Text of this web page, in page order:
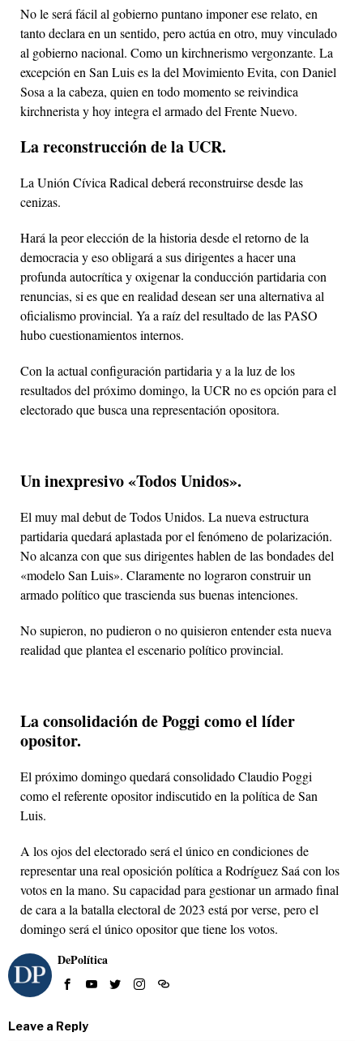
No le será fácil al gobierno puntano imponer ese relato, en
tanto declara en un sentido, pero actúa en otro, muy vinculado
al gobierno nacional. Como un kirchnerismo vergonzante. La
excepción en San Luis es la del Movimiento Evita, con Daniel
Sosa a la cabeza, quien en todo momento se reivindica
kirchnerista y hoy integra el armado del Frente Nuevo.
La reconstrucción de la UCR.
La Unión Cívica Radical deberá reconstruirse desde las
cenizas.
Hará la peor elección de la historia desde el retorno de la
democracia y eso obligará a sus dirigentes a hacer una
profunda autocrítica y oxigenar la conducción partidaria con
renuncias, si es que en realidad desean ser una alternativa al
oficialismo provincial. Ya a raíz del resultado de las PASO
hubo cuestionamientos internos.
Con la actual configuración partidaria y a la luz de los
resultados del próximo domingo, la UCR no es opción para el
electorado que busca una representación opositora.
Un inexpresivo «Todos Unidos».
El muy mal debut de Todos Unidos. La nueva estructura
partidaria quedará aplastada por el fenómeno de polarización.
No alcanza con que sus dirigentes hablen de las bondades del
«modelo San Luis». Claramente no lograron construir un
armado político que trascienda sus buenas intenciones.
No supieron, no pudieron o no quisieron entender esta nueva
realidad que plantea el escenario político provincial.
La consolidación de Poggi como el líder
opositor.
El próximo domingo quedará consolidado Claudio Poggi
como el referente opositor indiscutido en la política de San
Luis.
A los ojos del electorado será el único en condiciones de
representar una real oposición política a Rodríguez Saá con los
votos en la mano. Su capacidad para gestionar un armado final
de cara a la batalla electoral de 2023 está por verse, pero el
domingo será el único opositor que tiene los votos.
DePolítica
Leave a Reply